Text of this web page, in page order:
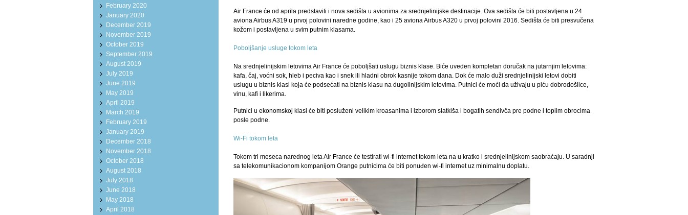
Air France će od aprila predstaviti i nova sedišta u avionima za srednjelinijske destinacije. Ova sedišta će biti postavljena u 24
aviona Airbus A319 u prvoj polovini naredne godine, kao i 25 aviona Airbus A320 u prvoj polovini 2016. Sedišta će biti presvučena
kožom i postavljena u svim putnim klasama.
Poboljšanje usluge tokom leta
Na srednjelinijskim letovima Air France će poboljšati uslugu biznis klase. Biće uveden kompletan doručak na jutarnjim letovima:
kafa, čaj, voćni sok, hleb i peciva kao i snek ili hladni obrok kasnije tokom dana. Dok će malo duži srednjelinijski letovi dobiti
uslugu u biznis klasi koja će podsećati na biznis klasu na dugolinijskim letovima. Putnici će moći da uživaju u piću dobrodošlice,
vinu, kafi i likerima.
Putnici u ekonomskoj klasi će biti posluženi velikim kroasanima i izborom slatkiša i bogatih sendivča pre podne i toplim obrocima
posle podne.
Wi-Fi tokom leta
Tokom tri meseca narednog leta Air France će testirati wi-fi internet tokom leta na u kratko i srednjelinijskom saobraćaju. U saradnji
sa telekomunikacionom kompanijom Orange putnicima će biti ponuđen wi-fi internet uz minimalnu doplatu.
February 2020
January 2020
December 2019
November 2019
October 2019
September 2019
August 2019
July 2019
June 2019
May 2019
April 2019
March 2019
February 2019
January 2019
December 2018
November 2018
October 2018
August 2018
July 2018
June 2018
May 2018
April 2018